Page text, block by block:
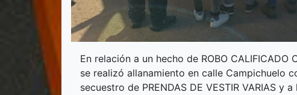
En relación a un hecho de ROBO
se realizó allanamiento en calle Campichuelo
secuestro de PRENDAS DE VESTIR VARIAS y